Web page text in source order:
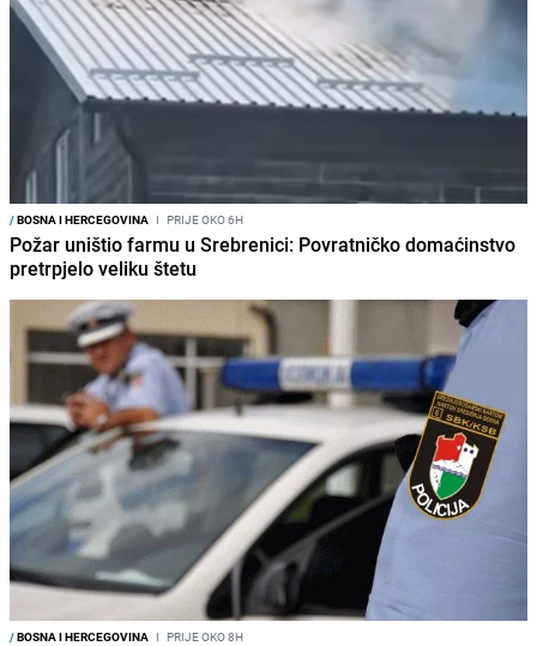
/BOSNA I HERCEGOVINA I PRIJE OKO 6H
Požar uništio farmu u Srebrenici: Povratničko domaćinstvo
pretrpjelo veliku štetu
/BOSNA I HERCEGOVINA I PRIJE OKO 8H